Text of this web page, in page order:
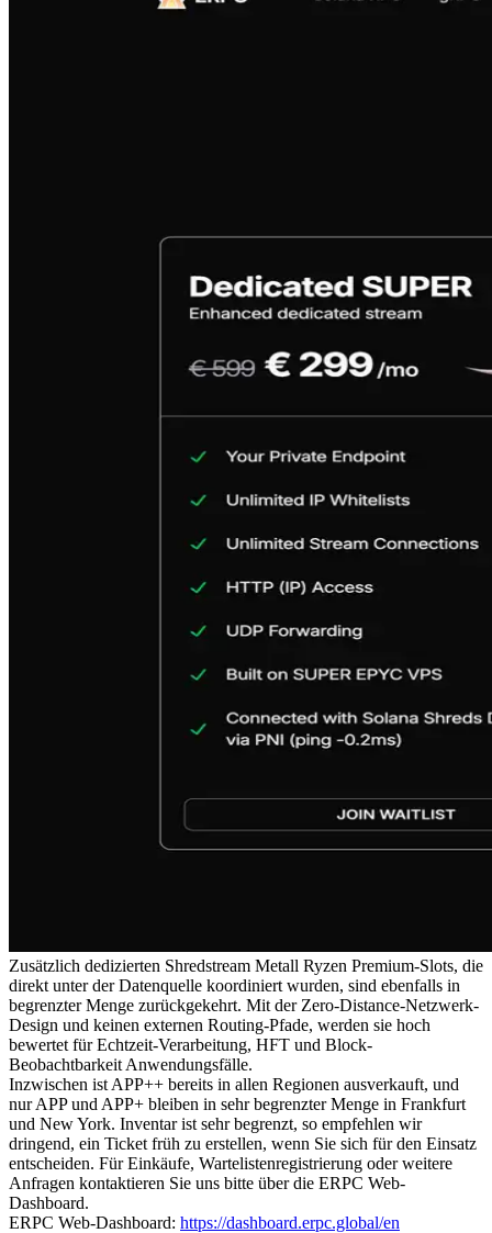
Zusätzlich dedizierten Shredstream Metall Ryzen Premium-Slots, die
direkt unter der Datenquelle koordiniert wurden, sind ebenfalls in
begrenzter Menge zurückgekehrt. Mit der Zero-Distance-Netzwerk-
Design und keinen externen Routing-Pfade, werden sie hoch
bewertet für Echtzeit-Verarbeitung, HFT und Block-
Beobachtbarkeit Anwendungsfälle.
Inzwischen ist APP++ bereits in allen Regionen ausverkauft, und
nur APP und APP+ bleiben in sehr begrenzter Menge in Frankfurt
und New York. Inventar ist sehr begrenzt, so empfehlen wir
dringend, ein Ticket früh zu erstellen, wenn Sie sich für den Einsatz
entscheiden. Für Einkäufe, Wartelistenregistrierung oder weitere
Anfragen kontaktieren Sie uns bitte über die ERPC Web-
Dashboard.
ERPC Web-Dashboard: https://dashboard.erpc.global/en